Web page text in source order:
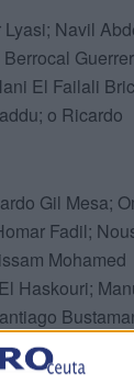
Navil
El Failali
o Ricardo
Gil Mesa;
Fadil;
Mohamed
Haskouri;